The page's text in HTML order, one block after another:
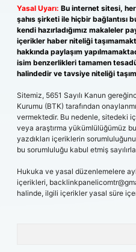
Yasal Uyarı: Bu internet sitesi,
şahıs şirketi ile hiçbir bağlantısı
kendi hazırladığımız makaleler
içerikler haber niteliği
hakkında paylaşım
isim benzerlikleri tamamen
halindedir ve tavsiye niteliği
Sitemiz, 5651 Sayılı Kanun
Kurumu (BTK) tarafından
vermektedir. Bu nedenle, sitedeki
veya araştırma yükümlülüğümüz
yazdıkları içeriklerin
bu sorumluluğu kabul etmiş
Hukuka ve yasal düzenlemelere
içerikleri,
halinde, ilgili içerikler yasal süre